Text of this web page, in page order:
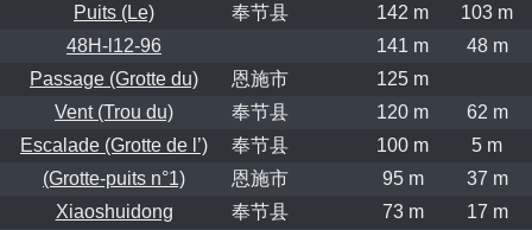
Puits (Le)
奉节县 142 m
103 m
48H-l12-96
141 m
48 m
Passage (Grotte du)
恩施市
125 m
Vent (Trou du)
奉节县 120 m
62 m
Escalade (Grotte de l’)
奉节县 100 m
5 m
(Grotte-puits n°1)
恩施市 95 m
37 m
Xiaoshuidong
奉节县 73 m
17 m